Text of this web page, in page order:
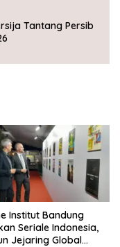
Tantang Persib
Institut Bandung
Seriale Indonesia,
Jejaring Global